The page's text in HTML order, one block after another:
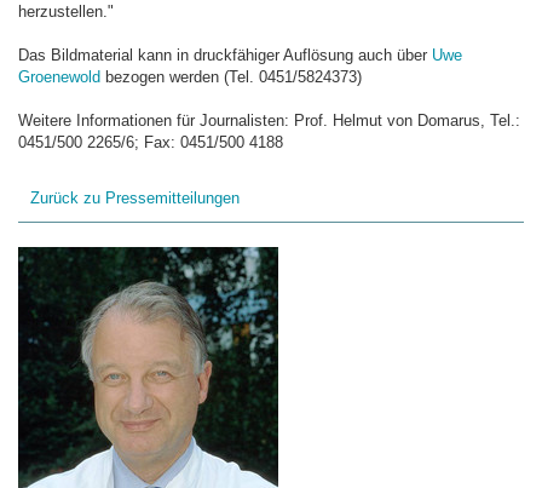
herzustellen."
Das Bildmaterial kann in druckfähiger Auflösung auch über Uwe
Groenewold bezogen werden (Tel. 0451/5824373)
Weitere Informationen für Journalisten: Prof. Helmut von Domarus, Tel.:
0451/500 2265/6; Fax: 0451/500 4188
Zurück zu Pressemitteilungen